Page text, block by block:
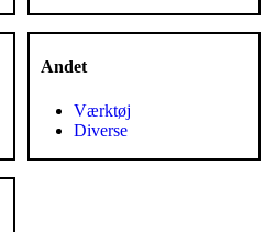
Andet
Værktøj
Diverse